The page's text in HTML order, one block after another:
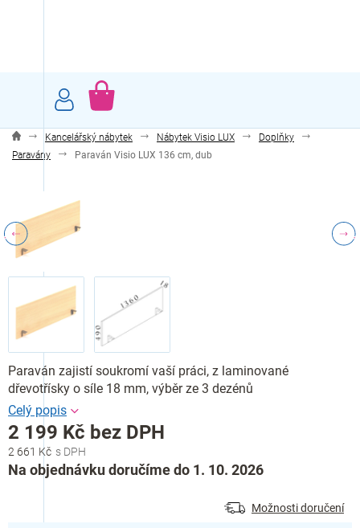
NÁKUPNÍ
Kancelářský nábytek Nábytek Visio LUX
Doplňky
Paravány
Paraván Visio LUX 136 cm, dub
2 661 Kč
2 199 Kč bez DPH
Měrná
cena:
Na objednávku doručíme do 1. 10. 2026
Možnosti doručení
Paraván zajistí soukromí vaší práci, z laminované
dřevotřísky o síle 18 mm, výběr ze 3 dezénů